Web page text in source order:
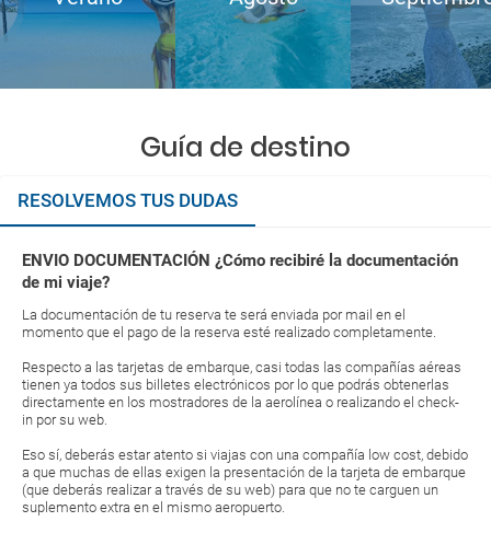
Guía de destino
RESOLVEMOS TUS DUDAS
ENVIO DOCUMENTACIÓN ¿Cómo recibiré la documentación
de mi viaje?
La documentación de tu reserva te será enviada por mail en el
momento que el pago de la reserva esté realizado completamente.
Respecto a las tarjetas de embarque, casi todas las compañías aéreas
tienen ya todos sus billetes electrónicos por lo que podrás obtenerlas
directamente en los mostradores de la aerolínea o realizando el check-
in por su web.
Eso sí, deberás estar atento si viajas con una compañía low cost, debido
a que muchas de ellas exigen la presentación de la tarjeta de embarque
(que deberás realizar a través de su web) para que no te carguen un
suplemento extra en el mismo aeropuerto.